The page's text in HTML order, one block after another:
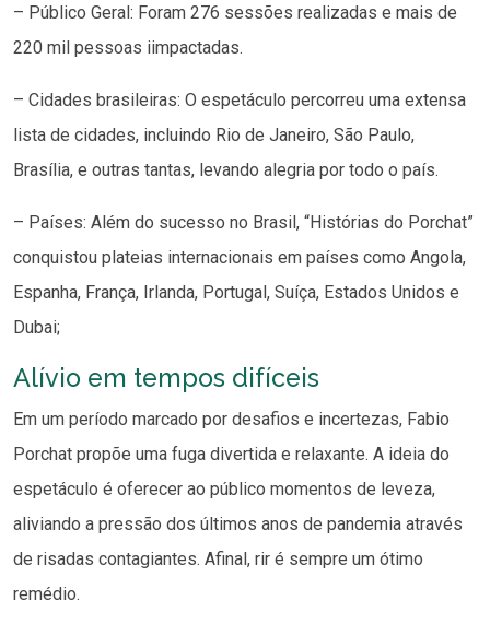
– Público Geral: Foram 276 sessões realizadas e mais de
220 mil pessoas iimpactadas.
– Cidades brasileiras: O espetáculo percorreu uma extensa
lista de cidades, incluindo Rio de Janeiro, São Paulo,
Brasília, e outras tantas, levando alegria por todo o país.
– Países: Além do sucesso no Brasil, “Histórias do Porchat”
conquistou plateias internacionais em países como Angola,
Espanha, França, Irlanda, Portugal, Suíça, Estados Unidos e
Dubai;
Alívio em tempos difíceis
Em um período marcado por desafios e incertezas, Fabio
Porchat propõe uma fuga divertida e relaxante. A ideia do
espetáculo é oferecer ao público momentos de leveza,
aliviando a pressão dos últimos anos de pandemia através
de risadas contagiantes. Afinal, rir é sempre um ótimo
remédio.